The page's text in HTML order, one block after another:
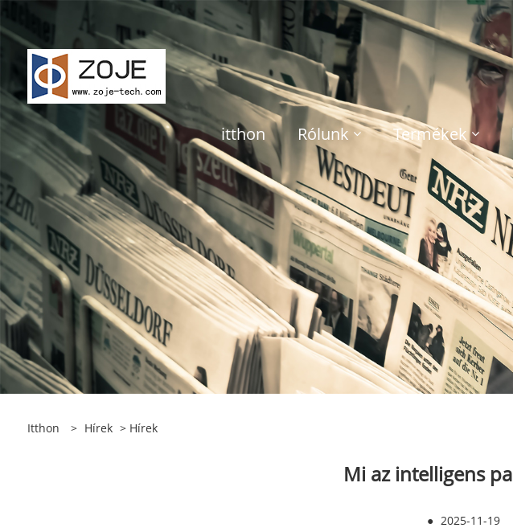
itthon Rólunk Termékek
Itthon > Hírek > Hírek
Mi az intelligens
● 2025-11-19